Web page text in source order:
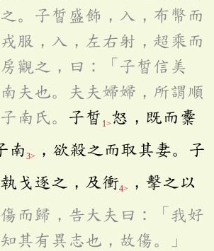
。子皙盛飾，入，布幣而
服，入，左右射，超乘而
觀之，曰：「子皙信美
夫也。夫夫婦婦，所謂順
南氏。 子皙 1>怒，既而櫜
南 3>
，欲殺之而取其妻。子
戈逐之，及衝4>
，擊之以
而歸，告大夫曰：「我好
其有異志也，故傷。」